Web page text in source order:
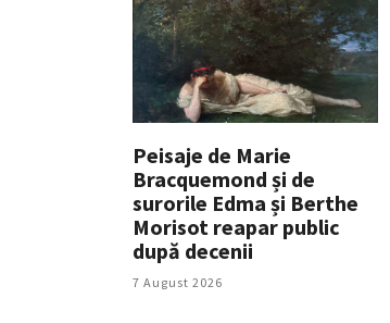
Peisaje de Marie
Bracquemond și de
surorile Edma și Berthe
Morisot reapar public
după decenii
7 August 2026